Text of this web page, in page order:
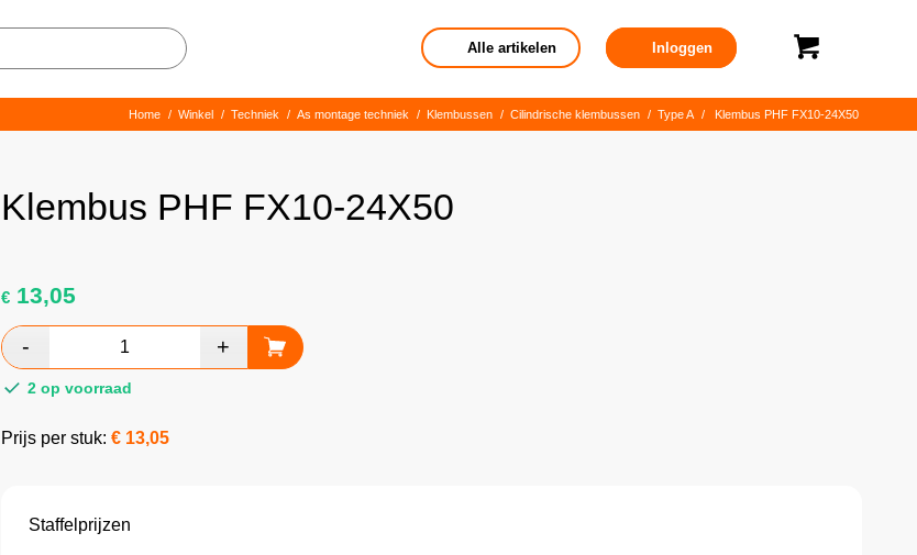
Alle artikelen Inloggen
Home / Winkel / Techniek / As montage techniek / Klembussen / Cilindrische klembussen / Type A / Klembus PHF FX10-24X50
Klembus PHF FX10-24X50
€13,05
2 op voorraad
Prijs per stuk: € 13,05
Staffelprijzen